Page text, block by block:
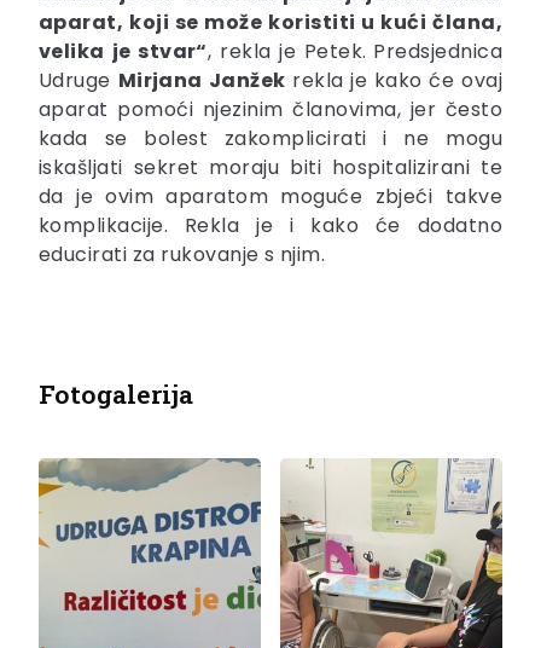
aparat, koji se može koristiti u kući člana,
velika je stvar“, rekla je Petek. Predsjednica
Udruge Mirjana Janžek rekla je kako će ovaj
aparat pomoći njezinim članovima, jer često
kada se bolest zakomplicirati i ne mogu
iskašljati sekret moraju biti hospitalizirani te
da je ovim aparatom moguće zbjeći takve
komplikacije. Rekla je i kako će dodatno
educirati za rukovanje s njim.
Fotogalerija